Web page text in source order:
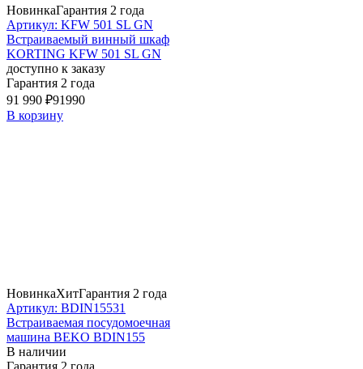
НовинкаГарантия 2 года
Артикул: KFW 501 SL GN
Встраиваемый винный шкаф
KORTING KFW 501 SL GN
доступно к заказу
Гарантия 2 года
91 990 ₽91990
В корзину
НовинкаХитГарантия 2 года
Артикул: BDIN15531
Встраиваемая посудомоечная
машина BEKO BDIN155
В наличии
Гарантия 2 года